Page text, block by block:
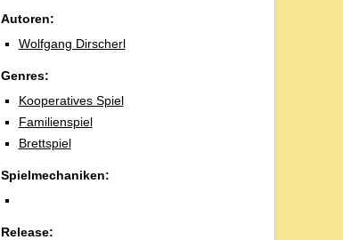
Autoren:
Wolfgang Dirscherl
Genres:
Kooperatives Spiel
Familienspiel
Brettspiel
Spielmechaniken:
Release: